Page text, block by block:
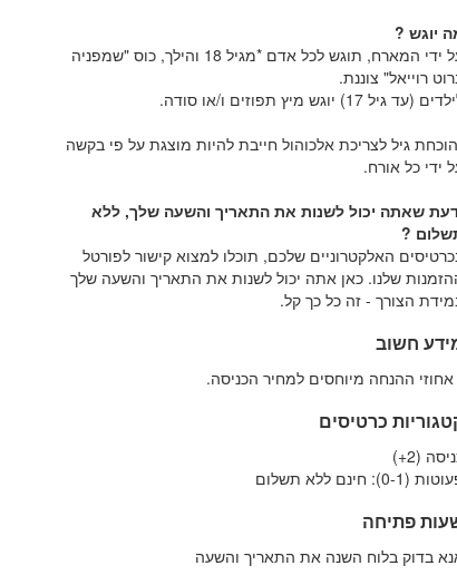
יוגש ?
על ידי המארח, תוגש לכל אדם *מגיל 18 והילך, כוס "שמפניה
רוייאל" צוננת.
(עד גיל 17) יוגש מיץ תפוזים ו/או סודה.
גיל לצריכת אלכוהול חייבת להיות מוצגת על פי בקשה
ידי כל אורח.
שאתה יכול לשנות את התאריך והשעה שלך, ללא
?
האלקטרוניים שלכם, תוכלו למצוא קישור לפורטל
שלנו. כאן אתה יכול לשנות את התאריך והשעה שלך
הצורך - זה כל כך קל.
חשוב
ההנחה מיוחסים למחיר הכניסה.
כרטיסים
(2+)
(0-1): חינם ללא תשלום
פתיחה
בדוק בלוח השנה את התאריך והשעה